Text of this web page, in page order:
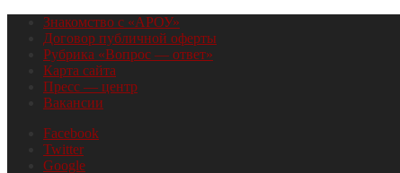
Знакомство с «АРОУ»
Договор публичной оферты
Рубрика «Вопрос — ответ»
Карта сайта
Пресс — центр
Вакансии
Facebook
Twitter
Google